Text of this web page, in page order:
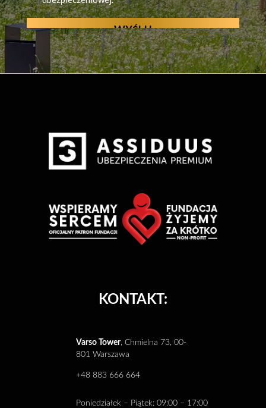
KONTAKT:
Varso Tower, Chmielna 73, 00-
801 Warszawa
+48 883 666 664
Poniedziałek – Piątek: 09:00 – 17:00